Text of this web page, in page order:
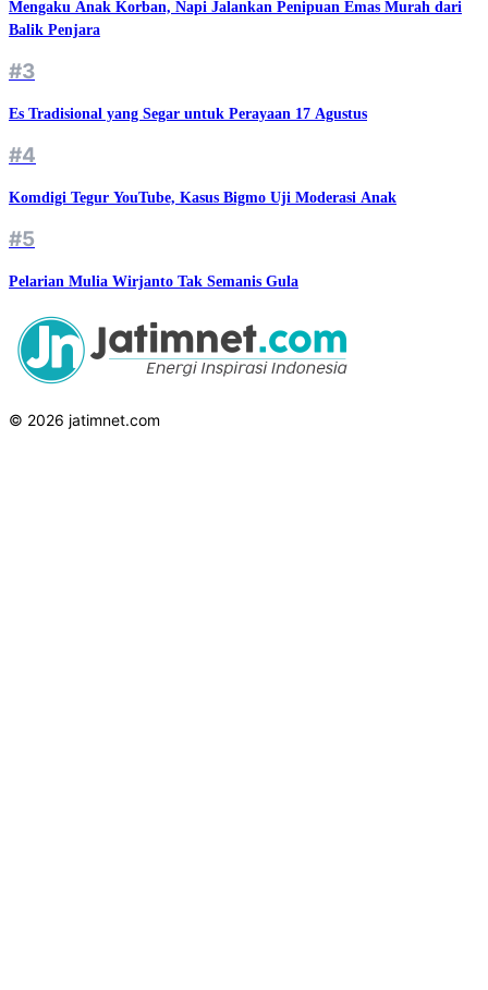
Mengaku Anak Korban, Napi Jalankan Penipuan Emas Murah dari
Balik Penjara
#3
Es Tradisional yang Segar untuk Perayaan 17 Agustus
#4
Komdigi Tegur YouTube, Kasus Bigmo Uji Moderasi Anak
#5
Pelarian Mulia Wirjanto Tak Semanis Gula
© 2026 jatimnet.com